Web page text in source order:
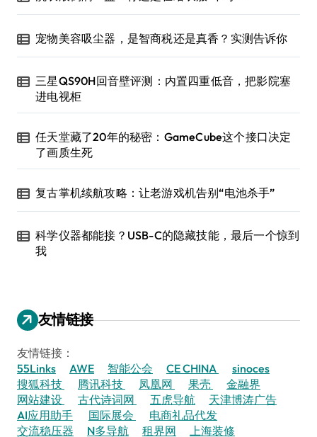
宠物美容吸尘器，是智商税还是真香？实测告诉你
三星QS90H回音壁评测：内置四重低音，把影院塞
进电视柜
任天堂藏了20年的秘密：GameCube这个接口决定
了画质生死
复古掌机续航攻略：让老游戏机告别“电池杀手”
科学仪器都能接？USB-C的隐藏技能，最后一个惊到
我
友情链接
友情链接：
55Links
AWE 智能公会 CE CHINA
sinoces
搜狐科技
腾讯科技 凤凰网 果壳
金融界
网站建设
古代诗词网 五虎导航
天津博涛广告
AI应用助手
国际展会
电商礼品代发
交流稳压器
N多导航 租界网 上海装修